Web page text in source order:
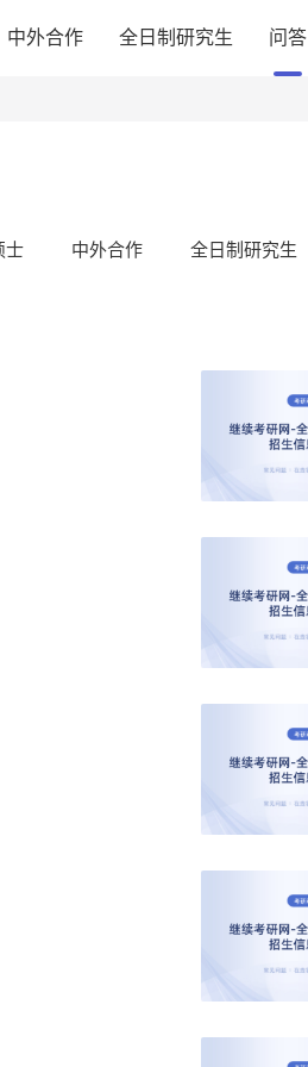
中外合作 全日制研究生 问答
士 中外合作 全日制研究生